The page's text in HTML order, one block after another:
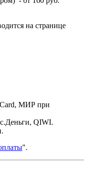
на странице
Card, МИР при
QIWI.
".